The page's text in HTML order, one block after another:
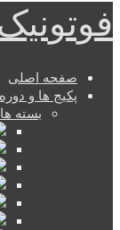
صفحه اصلی
پکیج ها و
بسته